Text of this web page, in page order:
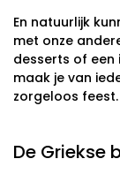
En natuurlijk
met onze
desserts of een
maak je van
zorgeloos feest.
De Griekse